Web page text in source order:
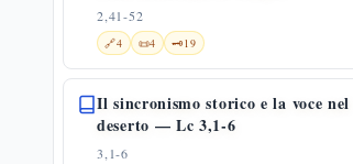
2,41-52
🔗4 📜4 🗝️19
Il sincronismo storico e la voce nel
deserto — Lc 3,1-6
3,1-6